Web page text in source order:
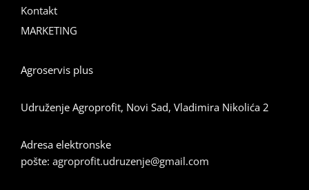
Kontakt
MARKETING
Agroservis plus
Udruženje Agroprofit, Novi Sad, Vladimira Nikolića 2
Adresa elektronske
pošte: agroprofit.udruzenje@gmail.com